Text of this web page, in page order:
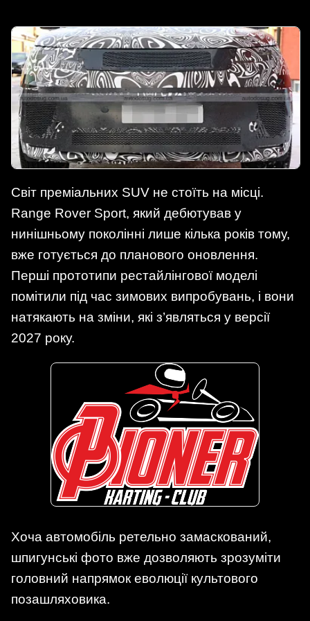
Світ преміальних SUV не стоїть на місці.
Range Rover Sport, який дебютував у
нинішньому поколінні лише кілька років тому,
вже готується до планового оновлення.
Перші прототипи рестайлінгової моделі
помітили під час зимових випробувань, і вони
натякають на зміни, які з’являться у версії
2027 року.
Хоча автомобіль ретельно замаскований,
шпигунські фото вже дозволяють зрозуміти
головний напрямок еволюції культового
позашляховика.